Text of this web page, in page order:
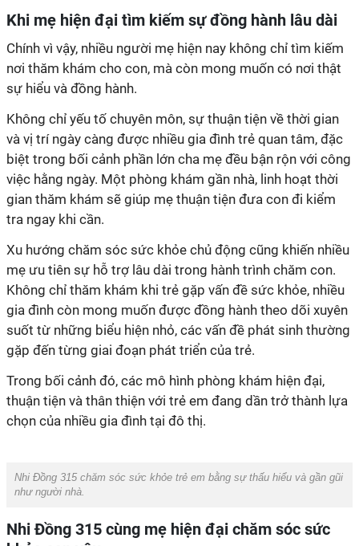
Khi mẹ hiện đại tìm kiếm sự đồng hành lâu dài
Chính vì vậy, nhiều người mẹ hiện nay không chỉ tìm kiếm
nơi thăm khám cho con, mà còn mong muốn có nơi thật
sự hiểu và đồng hành.
Không chỉ yếu tố chuyên môn, sự thuận tiện về thời gian
và vị trí ngày càng được nhiều gia đình trẻ quan tâm, đặc
biệt trong bối cảnh phần lớn cha mẹ đều bận rộn với công
việc hằng ngày. Một phòng khám gần nhà, linh hoạt thời
gian thăm khám sẽ giúp mẹ thuận tiện đưa con đi kiểm
tra ngay khi cần.
Xu hướng chăm sóc sức khỏe chủ động cũng khiến nhiều
mẹ ưu tiên sự hỗ trợ lâu dài trong hành trình chăm con.
Không chỉ thăm khám khi trẻ gặp vấn đề sức khỏe, nhiều
gia đình còn mong muốn được đồng hành theo dõi xuyên
suốt từ những biểu hiện nhỏ, các vấn đề phát sinh thường
gặp đến từng giai đoạn phát triển của trẻ.
Trong bối cảnh đó, các mô hình phòng khám hiện đại,
thuận tiện và thân thiện với trẻ em đang dần trở thành lựa
chọn của nhiều gia đình tại đô thị.
Nhi Đồng 315 chăm sóc sức khỏe trẻ em bằng sự thấu hiểu và gần gũi
như người nhà.
Nhi Đồng 315 cùng mẹ hiện đại chăm sóc sức